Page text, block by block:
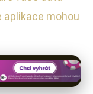
aplikace mohou